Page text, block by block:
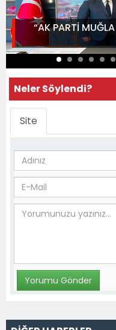
“AK PARTİ
Neler Söylendi?
Site